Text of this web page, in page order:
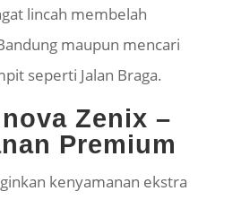
lincah membelah
maupun mencari
seperti Jalan Braga.
Zenix –
Premium
kenyamanan ekstra